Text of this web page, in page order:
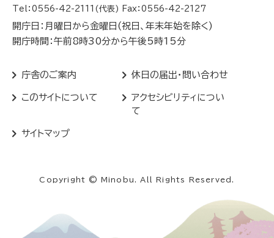
Tel：0556-42-2111(代表) Fax：0556-42-2127
開庁日：月曜日から金曜日(祝日、年末年始を除く)
開庁時間：午前8時30分から午後5時15分
庁舎のご案内 休日の届出・問い合わせ
このサイトについて
アクセシビリティについ
て
サイトマップ
Copyright © Minobu. All Rights Reserved.